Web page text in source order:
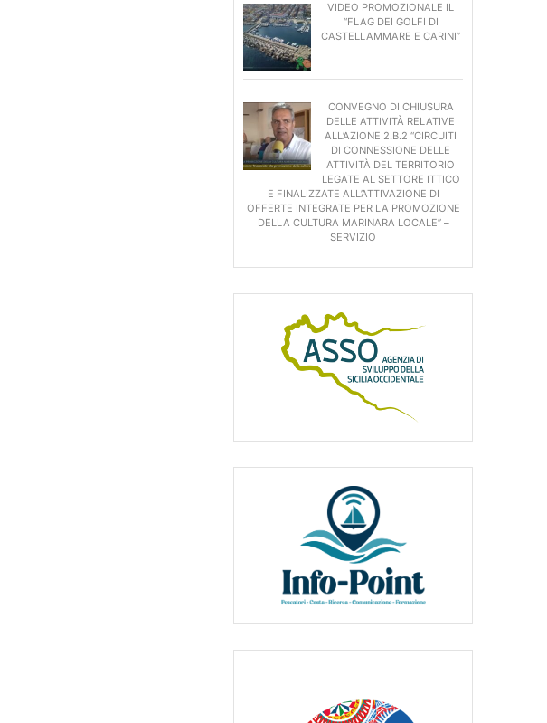
VIDEO PROMOZIONALE IL
“FLAG DEI GOLFI DI
CASTELLAMMARE E CARINI”
CONVEGNO DI CHIUSURA
DELLE ATTIVITÀ RELATIVE
ALL’AZIONE 2.B.2 “CIRCUITI
DI CONNESSIONE DELLE
ATTIVITÀ DEL TERRITORIO
LEGATE AL SETTORE ITTICO
E FINALIZZATE ALL’ATTIVAZIONE DI
OFFERTE INTEGRATE PER LA PROMOZIONE
DELLA CULTURA MARINARA LOCALE” –
SERVIZIO